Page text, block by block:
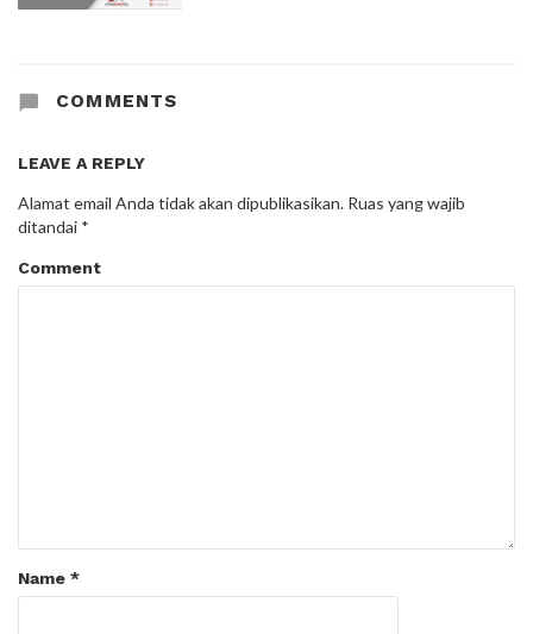
COMMENTS
LEAVE A REPLY
Alamat email Anda tidak akan dipublikasikan. Ruas yang wajib
ditandai *
Comment
Name *